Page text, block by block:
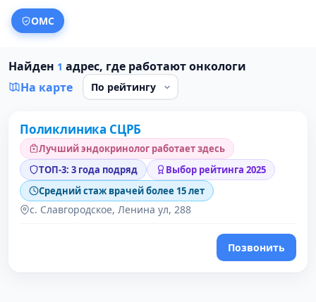
ОМС
Найден 1 адрес, где работают онкологи
На карте
1 место в рейтинге
Поликлиника СЦРБ
Лучший эндокринолог работает здесь
ТОП-3: 3 года подряд
Выбор рейтинга 2025
Средний стаж врачей более 15 лет
с. Славгородское, Ленина ул, 288
Позвонить